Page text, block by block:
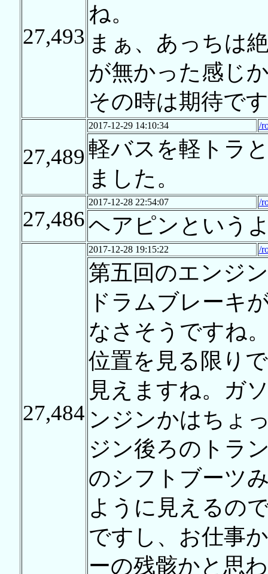
27,493
ね。
まぁ、あっちは
が無かった感じ
その時は期待で
27,489
2017-12-29 14:10:34 /
軽バスを軽トラ
ました。
27,486
2017-12-28 22:54:07 /
ヘアピンという
27,484
2017-12-28 19:15:22 /
第五回のエンジ
ドラムブレーキ
なさそうですね
位置を見る限り
見えますね。ガ
ンジンかはちょ
ジン後ろのトラ
のシフトブーツ
ように見えるの
ですし、お仕事
ーの残骸かと思